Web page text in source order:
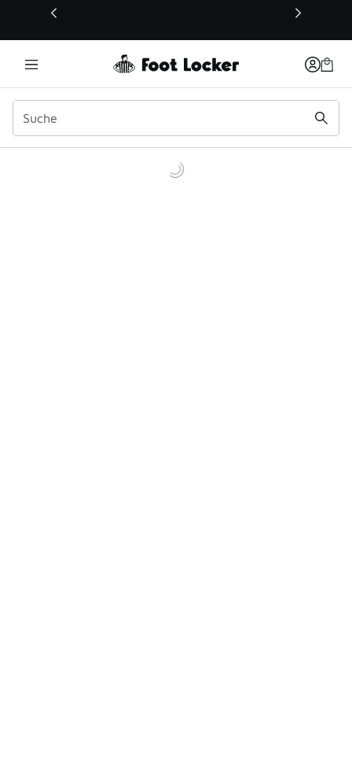
Dieser Link öffnet sich in einem neuen Fenster